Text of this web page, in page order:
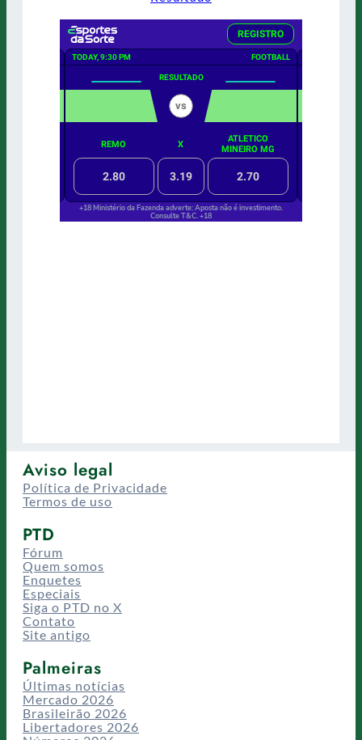
Aviso legal
Política de Privacidade
Termos de uso
PTD
Fórum
Quem somos
Enquetes
Especiais
Siga o PTD no X
Contato
Site antigo
Palmeiras
Últimas notícias
Mercado 2026
Brasileirão 2026
Libertadores 2026